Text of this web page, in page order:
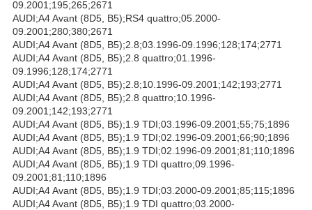
09.2001;195;265;2671
AUDI;A4 Avant (8D5, B5);RS4 quattro;05.2000-
09.2001;280;380;2671
AUDI;A4 Avant (8D5, B5);2.8;03.1996-09.1996;128;174;2771
AUDI;A4 Avant (8D5, B5);2.8 quattro;01.1996-
09.1996;128;174;2771
AUDI;A4 Avant (8D5, B5);2.8;10.1996-09.2001;142;193;2771
AUDI;A4 Avant (8D5, B5);2.8 quattro;10.1996-
09.2001;142;193;2771
AUDI;A4 Avant (8D5, B5);1.9 TDI;03.1996-09.2001;55;75;1896
AUDI;A4 Avant (8D5, B5);1.9 TDI;02.1996-09.2001;66;90;1896
AUDI;A4 Avant (8D5, B5);1.9 TDI;02.1996-09.2001;81;110;1896
AUDI;A4 Avant (8D5, B5);1.9 TDI quattro;09.1996-
09.2001;81;110;1896
AUDI;A4 Avant (8D5, B5);1.9 TDI;03.2000-09.2001;85;115;1896
AUDI;A4 Avant (8D5, B5);1.9 TDI quattro;03.2000-